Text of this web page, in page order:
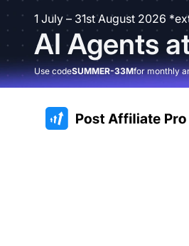
1 July – 31st August 2026
AI Agents
Use codeSUMMER-33Mfor monthly
:site.title